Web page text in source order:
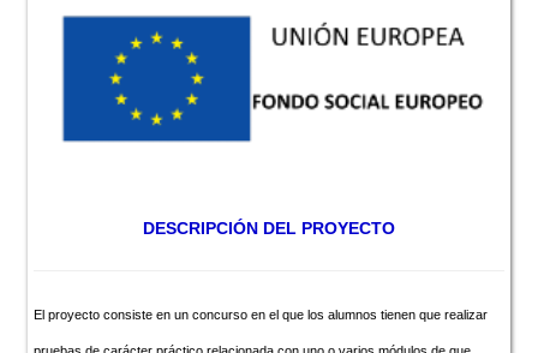
DESCRIPCIÓN DEL PROYECTO
El proyecto consiste en un concurso en el que los alumnos tienen que realizar